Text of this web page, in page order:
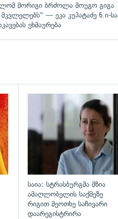
მორიგი ბრძოლა მოუგო გიგა
მკვლელებს" — ეკა კუპატაძე ნ.ი-სა
ეხმაურება
საია: სტრასბურგმა მზია
ამაღლობელის საქმეზე
რიგით მეოთხე საჩივარი
დაარეგისტრირა